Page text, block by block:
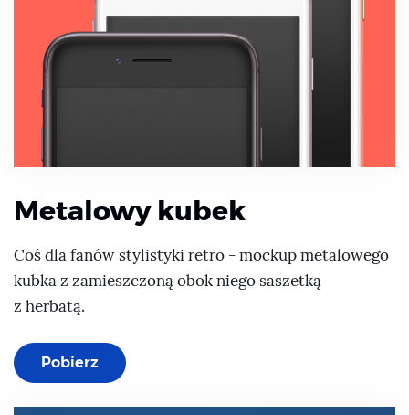
Metalowy kubek
Coś dla fanów stylistyki retro - mockup metalowego
kubka z zamieszczoną obok niego saszetką
z herbatą.
Pobierz